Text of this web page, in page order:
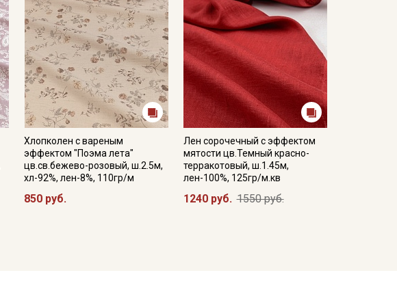
Хлопколен с вареным
эффектом "Поэма лета"
цв.св.бежево-розовый, ш.2.5м,
хл-92%, лен-8%, 110гр/м
850 руб.
Лен сорочечный с эффектом
мятости цв.Темный красно-
терракотовый, ш.1.45м,
лен-100%, 125гр/м.кв
1240 руб. 1550 руб.